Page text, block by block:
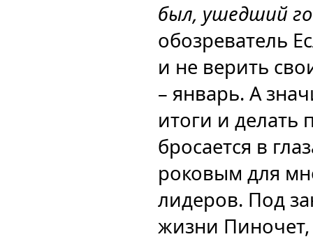
был, ушедший
обозреватель
и не верить
– январь. А
итоги и делать
бросается в
роковым для
лидеров. Под
жизни